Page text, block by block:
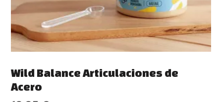
Wild Balance Articulaciones de
Acero